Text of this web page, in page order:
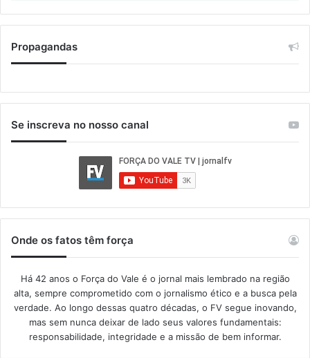
Propagandas
Se inscreva no nosso canal
Onde os fatos têm força
Há 42 anos o Força do Vale é o jornal mais lembrado na região
alta, sempre comprometido com o jornalismo ético e a busca pela
verdade. Ao longo dessas quatro décadas, o FV segue inovando,
mas sem nunca deixar de lado seus valores fundamentais:
responsabilidade, integridade e a missão de bem informar.​